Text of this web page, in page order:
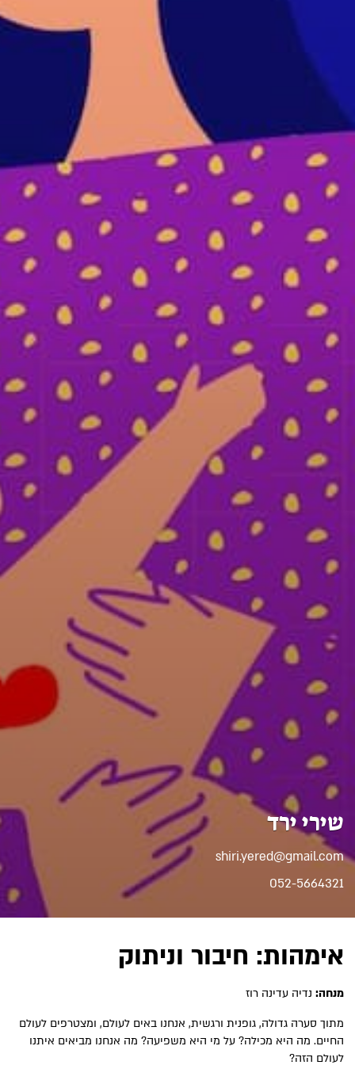
שירי ירד
shiri.yered@gmail.com
052-5664321
אימהות: חיבור וניתוק
מנחה: נדיה עדינה רוז
מתוך סערה גדולה, גופנית ורגשית, אנחנו באים לעולם, ומצטרפים לעולם
החיים. מה היא מכילה? על מי היא משפיעה? מה אנחנו מביאים איתנו
לעולם הזה?